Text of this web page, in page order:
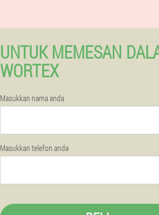
UNTUK MEMESAN
WORTEX
Masukkan nama anda
Masukkan telefon anda